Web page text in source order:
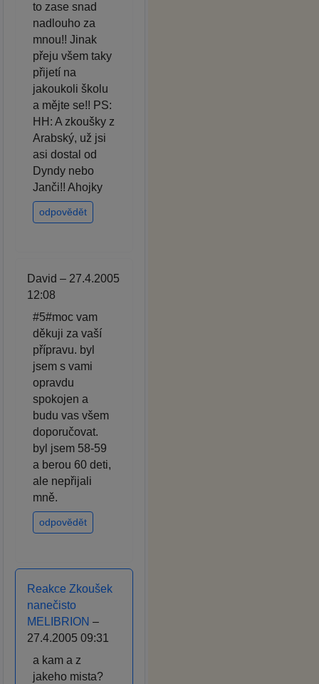
to zase snad
nadlouho za
mnou!! Jinak
přeju všem taky
přijetí na
jakoukoli školu
a mějte se!! PS:
HH: A zkoušky z
Arabský, už jsi
asi dostal od
Dyndy nebo
Janči!! Ahojky
odpovědět
David – 27.4.2005
12:08
#5#moc vam
děkuji za vaší
přípravu. byl
jsem s vami
opravdu
spokojen a
budu vas všem
doporučovat.
byl jsem 58-59
a berou 60 deti,
ale nepřijali
mně.
odpovědět
Reakce Zkoušek
nanečisto
MELIBRION –
27.4.2005 09:31
a kam a z
jakeho mista?